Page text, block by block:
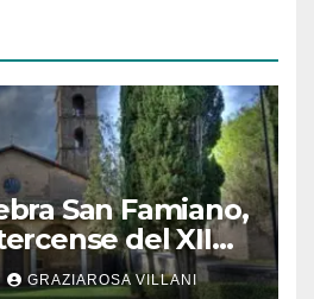
San Famiano,
del XII
GRAZIAROSA VILLANI